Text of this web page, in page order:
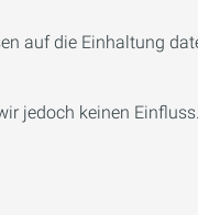
auf die Einhaltung
jedoch keinen